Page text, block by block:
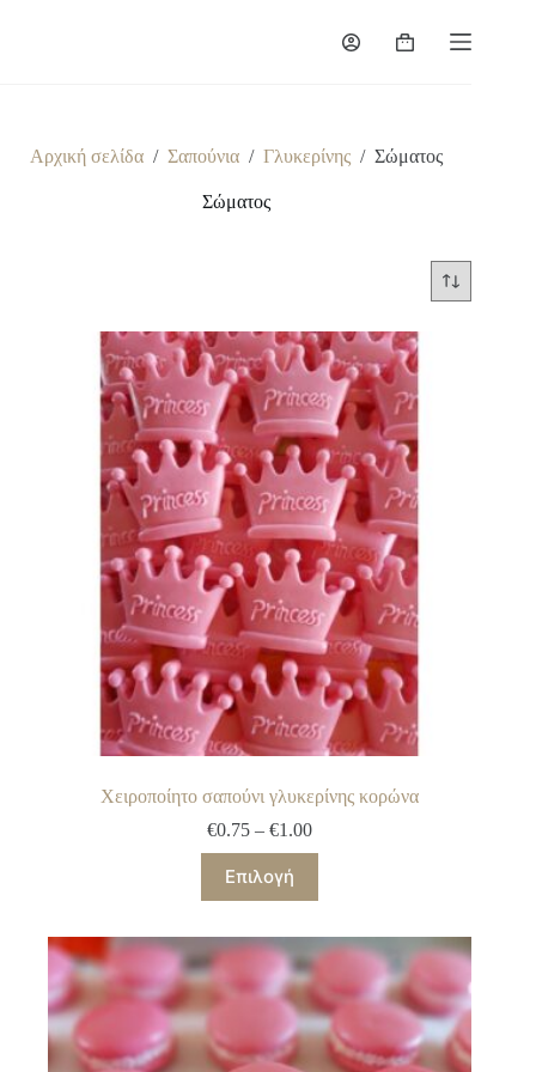
Καλάθι
Αρχική σελίδα / Σαπούνια / Γλυκερίνης / Σώματος
Σώματος
Χειροποίητο σαπούνι γλυκερίνης κορώνα
€0.75 – €1.00Price
range:
Επιλογή
το
προϊόν
πολλαπλές
παραλλαγές.
Οι
επιλογές
μπορούν
να